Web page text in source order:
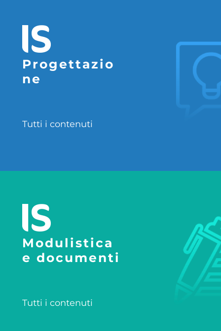
Progettazio
ne
Tutti i contenuti
Modulistica
e documenti
Tutti i contenuti